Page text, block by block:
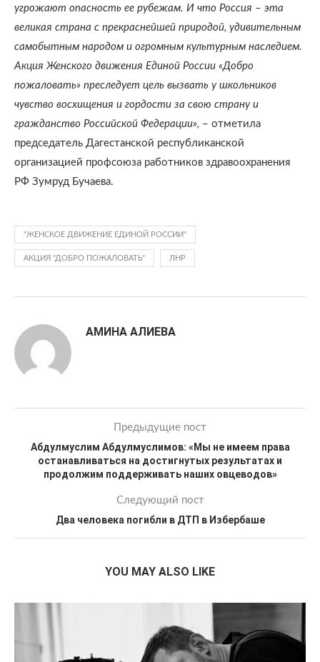
угрожают опасность ее рубежам. И что Россия – эта
великая страна с прекраснейшей природой, удивительным
самобытным народом и огромным культурным наследием.
Акция Женского движения Единой России «Добро
пожаловать» преследует цель вызвать у школьников
чувство восхищения и гордости за свою страну и
гражданство Российской Федерации», – отметила
председатель Дагестанской республиканской
организацией профсоюза работников здравоохранения
РФ Зумруд Бучаева.
"ЖЕНСКОЕ ДВИЖЕНИЕ ЕДИНОЙ РОССИИ"
АКЦИЯ "ДОБРО ПОЖАЛОВАТЬ" ЛНР
АМИНА АЛИЕВА
Предыдущие пост
Абдулмуслим Абдулмуслимов: «Мы не имеем права
останавливаться на достигнутых результатах и
продолжим поддерживать наших овцеводов»
Следующий пост
Два человека погибли в ДТП в Избербаше
YOU MAY ALSO LIKE